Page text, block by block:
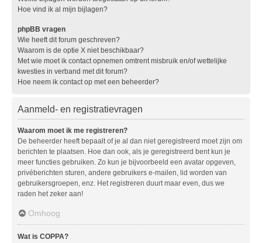
Hoe vind ik al mijn bijlagen?
phpBB vragen
Wie heeft dit forum geschreven?
Waarom is de optie X niet beschikbaar?
Met wie moet ik contact opnemen omtrent misbruik en/of wettelijke
kwesties in verband met dit forum?
Hoe neem ik contact op met een beheerder?
Aanmeld- en registratievragen
Waarom moet ik me registreren?
De beheerder heeft bepaalt of je al dan niet geregistreerd moet zijn om
berichten te plaatsen. Hoe dan ook, als je geregistreerd bent kun je
meer functies gebruiken. Zo kun je bijvoorbeeld een avatar opgeven,
privéberichten sturen, andere gebruikers e-mailen, lid worden van
gebruikersgroepen, enz. Het registreren duurt maar even, dus we
raden het zeker aan!
Omhoog
Wat is COPPA?